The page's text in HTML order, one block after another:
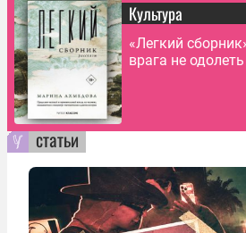
Культура
«Легкий
врага не одолеть
статьи